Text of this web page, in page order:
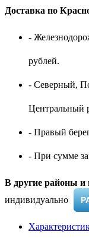
Доставка по
-
рублей.
- Северный,
Центральный
- Правый
- При сумме
В другие районы и
индивидуально ​